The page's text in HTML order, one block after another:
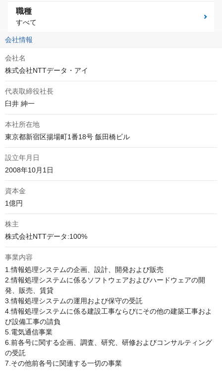
職種
すべて
会社情報
会社名
株式会社NTTデータ・アイ
代表取締役社長
臼井 紳一
本社所在地
東京都新宿区揚場町1番18号 飯田橋ビル
設立年月日
2008年10月1日
資本金
1億円
株主
株式会社NTTデータ:100%
事業内容
1.情報処理システムの企画、設計、開発および販売
2.情報処理システムに係るソフトウェアおよびハードウェアの開
発、販売、賃貸
3.情報処理システムの運用および保守の受託
4.情報処理システムに係る建設工事ならびにその他の建築工事およ
び設備工事の請負
5.電気通信事業
6.前各号に関する企画、調査、研究、研修およびコンサルティング
の受託
7.その他前各号に関連する一切の事業